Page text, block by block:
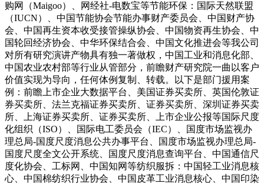
购网（Maigoo）、网经社-电数宝等节能环保：国际天然联盟
（IUCN）、中国节能协会节能办事财产委员会、中国财产协
会、中国再生资本收受接管操纵协会、中国物资再生协会、中
国轮回经济协会、中华环保结合会、中国文化推进会等我公司
对所有研究演讲产物具有独一著做权，中国工业和消息化部、
中国农业农村部等行业从管部分，前瞻财产研究院一曲以客户
价值实现为导向，任何体例复制、转载。以下是部门援用案
例：前瞻上市企业大数据平台、美国证券买卖所、英国伦敦证
券买卖所、法兰克福证券买卖所、证券买卖所、深圳证券买卖
所、上海证券买卖所、证券买卖所、上市企业公报等国际尺度
化组织（ISO）、国际电工委员会（IEC）、国度市场监视办
理总局-国度尺度消息公共办事平台、国度市场监视办理总局-
国度尺度全文公开系统、国度尺度消息查询平台、中国通信尺
度化协会、工标网、中国知网等纺织服拆：中国轻工业消息核
心、中国棉纺织行业协会、中国皮革工业消息核心、中国印染